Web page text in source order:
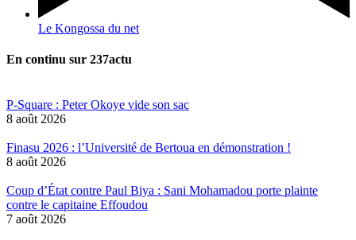
Le Kongossa du net
En continu sur 237actu
P-Square : Peter Okoye vide son sac
8 août 2026
Finasu 2026 : l’Université de Bertoua en démonstration !
8 août 2026
Coup d’État contre Paul Biya : Sani Mohamadou porte plainte
contre le capitaine Effoudou
7 août 2026